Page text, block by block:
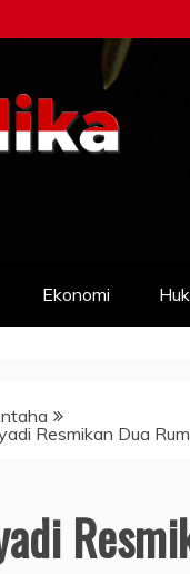
Ekonomi
Resmikan Dua